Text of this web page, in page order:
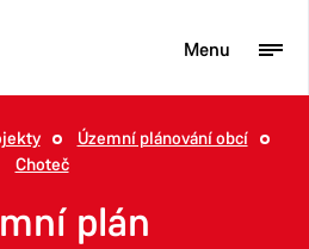
Turista
Aktuality
Územní plánování obcí
Choteč
plán
Menu